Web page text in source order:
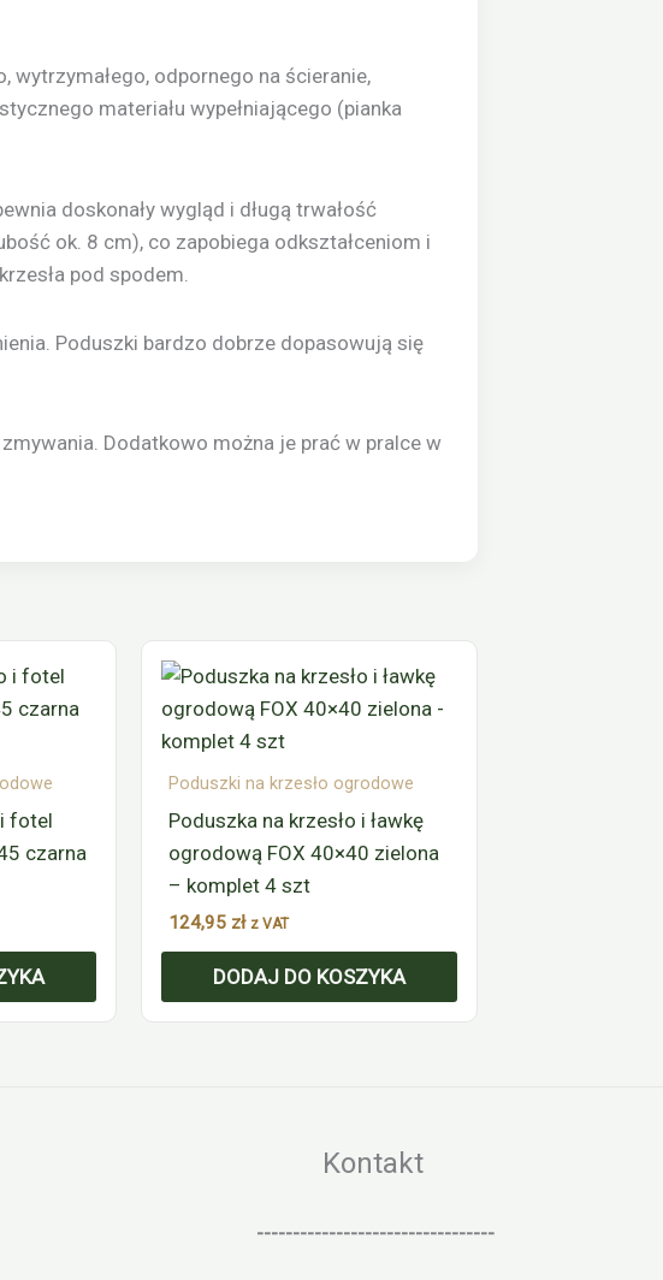
wytrzymałego, odpornego na ścieranie,
materiału wypełniającego (pianka
doskonały wygląd i długą trwałość
ok. 8 cm), co zapobiega odkształceniom i
pod spodem.
Poduszki bardzo dobrze dopasowują się
Dodatkowo można je prać w pralce w
fotel
czarna
Poduszki na krzesło ogrodowe
Poduszka na krzesło i ławkę
ogrodową FOX 40×40 zielona
– komplet 4 szt
124,95 zł z VAT
DODAJ DO KOSZYKA
Kontakt
---------------------------------